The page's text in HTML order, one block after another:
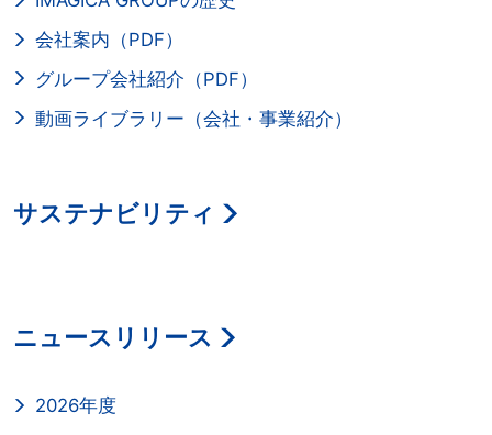
会社案内（PDF）
グループ会社紹介（PDF）
動画ライブラリー（会社・事業紹介）
サステナビリティ
ニュースリリース
2026年度